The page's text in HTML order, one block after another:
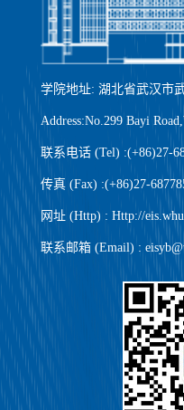
学院地址: 湖北省武汉市
Address:No.299 Bayi
联系电话 (Tel) :(+86)27-
传真 (Fax) :(+86)27-
网址 (Http) : Http://
联系邮箱 (Email) :